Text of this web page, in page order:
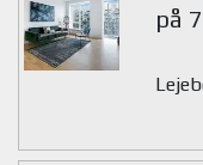
på